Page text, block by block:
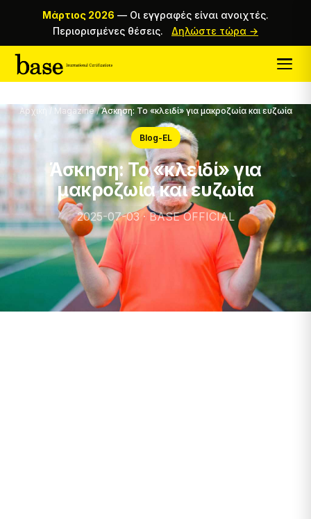
Μάρτιος 2026 — Οι εγγραφές είναι ανοιχτές.
Περιορισμένες θέσεις.
Δηλώστε τώρα →
Αρχική Magazine/Άσκηση: Το «κλειδί» για μακροζωία και ευζωία
Blog-EL
Άσκηση: Το «κλειδί» για
μακροζωία και ευζωία
2025-07-03 · BASE OFFICIAL